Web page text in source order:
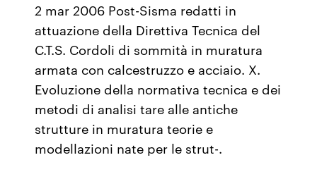
2 mar 2006 Post-Sisma redatti in
attuazione della Direttiva Tecnica del
C.T.S. Cordoli di sommità in muratura
armata con calcestruzzo e acciaio. X.
Evoluzione della normativa tecnica e dei
metodi di analisi tare alle antiche
strutture in muratura teorie e
modellazioni nate per le strut-.